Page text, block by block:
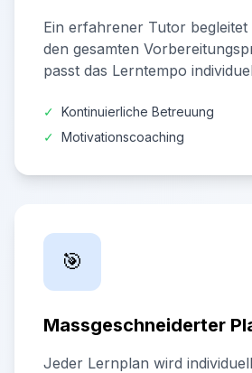
Ein erfahrener Tutor
den gesamten
passt das Lerntempo
✓ Kontinuierliche Betreuung
✓ Motivationscoaching
🎯
Massgeschneiderter
Jeder Lernplan wird